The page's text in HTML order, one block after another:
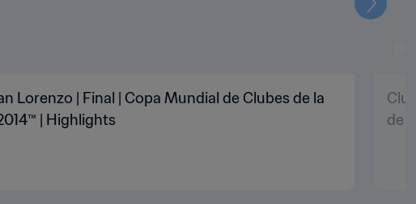
Lorenzo | Final | Copa Mundial de Clubes de la
| Highlights
de